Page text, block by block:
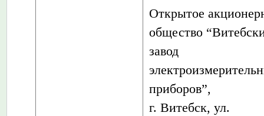
Открытое
общество
завод
приборов”,
г. Витебск, ул.